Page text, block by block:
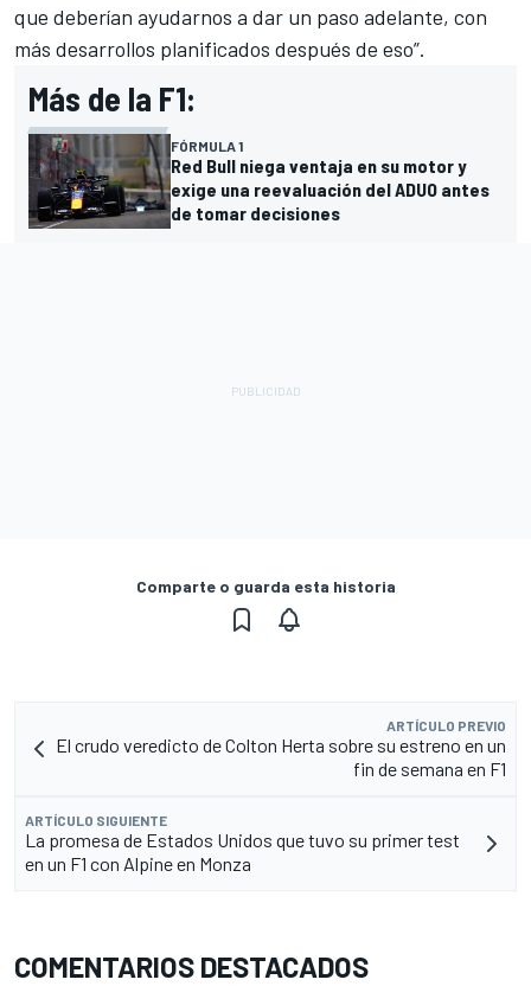
que deberían ayudarnos a dar un paso adelante, con
más desarrollos planificados después de eso”.
Más de la F1:
FÓRMULA 1
Red Bull niega ventaja en su motor y
exige una reevaluación del ADUO antes
de tomar decisiones
Comparte o guarda esta historia
ARTÍCULO PREVIO
El crudo veredicto de Colton Herta sobre su estreno en un
fin de semana en F1
ARTÍCULO SIGUIENTE
La promesa de Estados Unidos que tuvo su primer test
en un F1 con Alpine en Monza
COMENTARIOS DESTACADOS